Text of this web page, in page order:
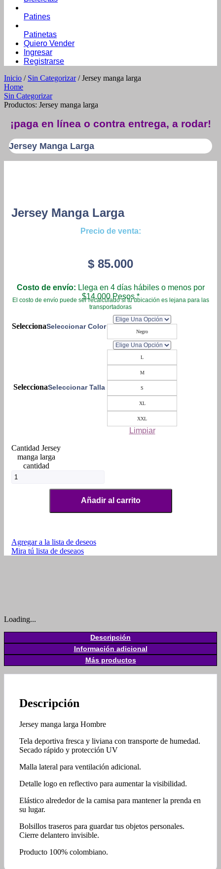
Patines
Patinetas
Quiero Vender
Ingresar
Registrarse
Inicio / Sin Categorizar/ Jersey manga larga
Home
Sin Categorizar
Productos: Jersey manga larga
¡paga en línea o contra entrega, a rodar!
Jersey Manga Larga
Jersey Manga Larga
Precio de venta:
$ 85.000
Costo de envío: Llega en 4 días hábiles o menos por
$14.000 Pesos.*
El costo de envío puede ser recalculado si tu ubicación es lejana para las
transportadoras
Seleccionar Color
Negro
Seleccionar Talla
L
M
S
XL
XXL
Limpiar
Jersey
manga larga
cantidad
Añadir al carrito
Agregar a la lista de deseos
Mira tú lista de deseaos
Loading...
Descripción
Información adicional
Más productos
Descripción
Jersey manga larga Hombre
Tela deportiva fresca y liviana con transporte de humedad.
Secado rápido y protección UV
Malla lateral para ventilación adicional.
Detalle logo en reflectivo para aumentar la visibilidad.
Elástico alrededor de la camisa para mantener la prenda en
su lugar.
Bolsillos traseros para guardar tus objetos personales.
Cierre delantero invisible.
Producto 100% colombiano.